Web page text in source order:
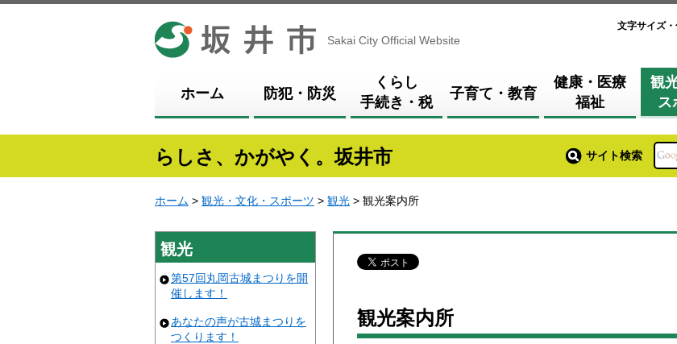
坂井市
Sakai City Official Website
文字サイズ
ホーム 防犯・防災
くらし
手続き・税
子育て・教育
健康・医療
福祉
観
ス
らしさ、かがやく。坂井市 サイト検索
ホーム > 観光・文化・スポーツ > 観光 > 観光案内所
観光
第57回丸岡古城まつりを開
催します！
あなたの声が古城まつりを
つくります！
観光案内所